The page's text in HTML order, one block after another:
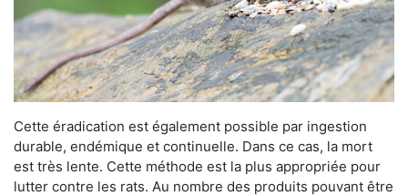
Cette éradication est également possible par ingestion
durable, endémique et continuelle. Dans ce cas, la mort
est très lente. Cette méthode est la plus appropriée pour
lutter contre les rats. Au nombre des produits pouvant être